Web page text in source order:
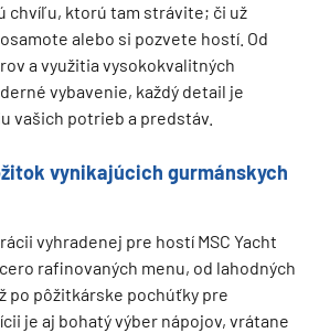
chvíľu, ktorú tam strávite; či už
alebo si pozvete hostí. Od
a využitia vysokokvalitných
vybavenie, každý detail je
vašich potrieb a predstáv.
vynikajúcich gurmánskych
vyhradenej pre hostí MSC Yacht
rafinovaných menu, od lahodných
po pôžitkárske pochúťky pre
je aj bohatý výber nápojov, vrátane